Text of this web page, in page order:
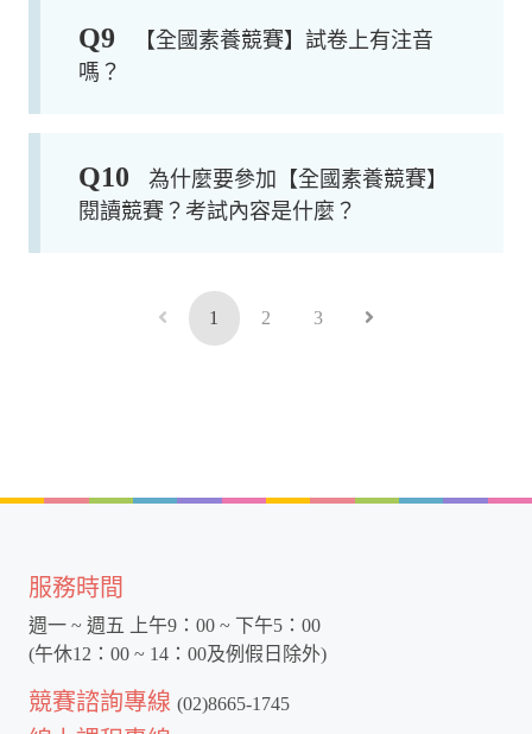
Q9
【全國素養競賽】試卷上有注音
嗎？
Q10
為什麼要參加【全國素養競賽】
閱讀競賽？考試內容是什麼？
1 2 3
服務時間
週一 ~ 週五 上午9：00 ~ 下午5：00
(午休12：00 ~ 14：00及例假日除外)
競賽諮詢專線 (02)8665-1745